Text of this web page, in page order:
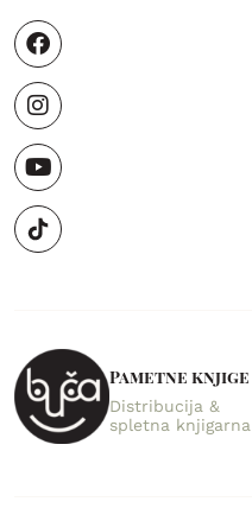
Pametne knjige
Distribucija &
spletna knjigarna